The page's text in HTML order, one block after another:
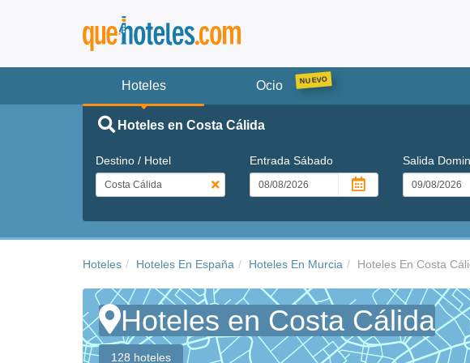
Hoteles Ocio
Hoteles en Costa Cálida
Destino / Hotel Entrada Sábado Salida
Hoteles Hoteles En España Hoteles En Murcia Hoteles En Costa
Hoteles en Costa Cálida
128 hoteles